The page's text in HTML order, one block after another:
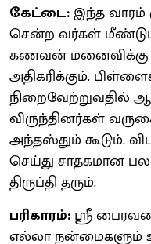
கேட்டை:இந்த வாரம்
சென்ற வர்கள் மீண்டும்
கணவன் மனைவிக்கு
அதிகரிக்கும்.
நிறைவேற்றுவதில்
விருந்தினர்கள்
அந்தஸ்தும் கூடும்.
செய்து சாதகமான
திருப்தி தரும்.
பரிகாரம்: ஸ்ரீ
எல்லா நன்மைகளும்